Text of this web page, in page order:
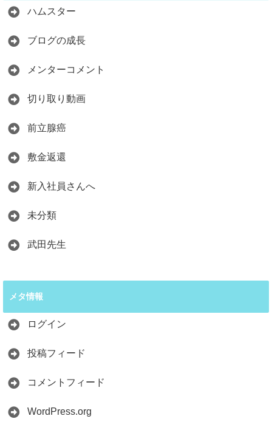
ハムスター
ブログの成長
メンターコメント
切り取り動画
前立腺癌
敷金返還
新入社員さんへ
未分類
武田先生
メタ情報
ログイン
投稿フィード
コメントフィード
WordPress.org